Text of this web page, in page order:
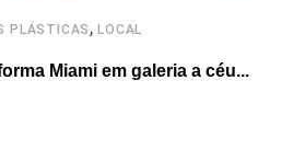
PLÁSTICAS ,LOCAL
Miami em galeria a céu...